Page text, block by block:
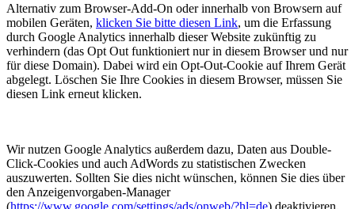
Alternativ zum Browser-Add-On oder innerhalb von Browsern auf
mobilen Geräten, klicken Sie bitte diesen Link, um die Erfassung
durch Google Analytics innerhalb dieser Website zukünftig zu
verhindern (das Opt Out funktioniert nur in diesem Browserund nur
für diese Domain). Dabei wird ein Opt-Out-Cookie auf Ihrem Gerät
abgelegt. Löschen Sie Ihre Cookies in diesem Browser, müssen Sie
diesen Link erneut klicken.
Wir nutzen Google Analytics außerdem dazu, Daten aus Double-
Click-Cookies und auch AdWords zu statistischen Zwecken
auszuwerten. Sollten Sie dies nicht wünschen, können Sie dies über
den Anzeigenvorgaben-Manager
(https://www.google.com/settings/ads/onweb/?hl=de) deaktivieren.